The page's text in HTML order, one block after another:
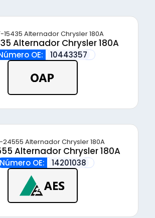
Alternador Chrysler 180A
OE: 10443357
Alternador Chrysler 180A
Número OE: 14201038